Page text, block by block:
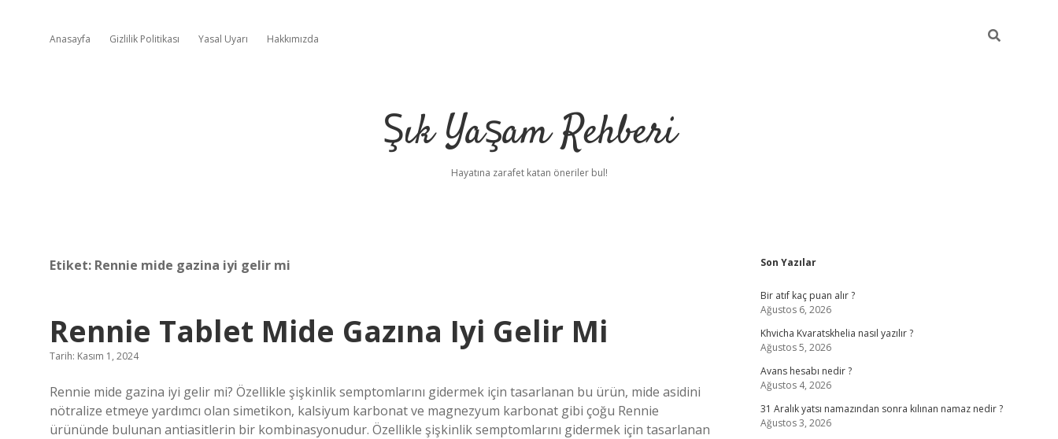
Anasayfa Gizlilik Politikası Yasal Uyarı Hakkımızda
Şık Yaşam Rehberi
Hayatına zarafet katan öneriler bul!
Etiket: Rennie mide gazina iyi gelir mi
Rennie Tablet Mide Gazına Iyi Gelir Mi
Tarih: Kasım 1, 2024
Rennie mide gazina iyi gelir mi? Özellikle şişkinlik semptomlarını gidermek için tasarlanan bu ürün, mide asidini
nötralize etmeye yardımcı olan simetikon, kalsiyum karbonat ve magnezyum karbonat gibi çoğu Rennie
ürününde bulunan antiasitlerin bir kombinasyonudur. Özellikle şişkinlik semptomlarını gidermek için tasarlanan
Sidebar
Son Yazılar
Bir atıf kaç puan alır ?
Ağustos 6, 2026
Khvicha Kvaratskhelia nasıl yazılır ?
Ağustos 5, 2026
Avans hesabı nedir ?
Ağustos 4, 2026
31 Aralık yatsı namazından sonra kılınan namaz nedir ?
Ağustos 3, 2026